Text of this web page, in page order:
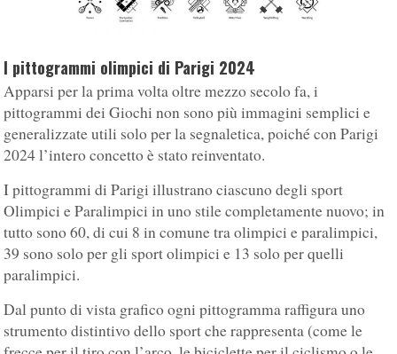
I pittogrammi olimpici di Parigi 2024
Apparsi per la prima volta oltre mezzo secolo fa, i
pittogrammi dei Giochi non sono più immagini semplici e
generalizzate utili solo per la segnaletica, poiché con Parigi
2024 l’intero concetto è stato reinventato.
I pittogrammi di Parigi illustrano ciascuno degli sport
Olimpici e Paralimpici in uno stile completamente nuovo; in
tutto sono 60, di cui 8 in comune tra olimpici e paralimpici,
39 sono solo per gli sport olimpici e 13 solo per quelli
paralimpici.
Dal punto di vista grafico ogni pittogramma raffigura uno
strumento distintivo dello sport che rappresenta (come le